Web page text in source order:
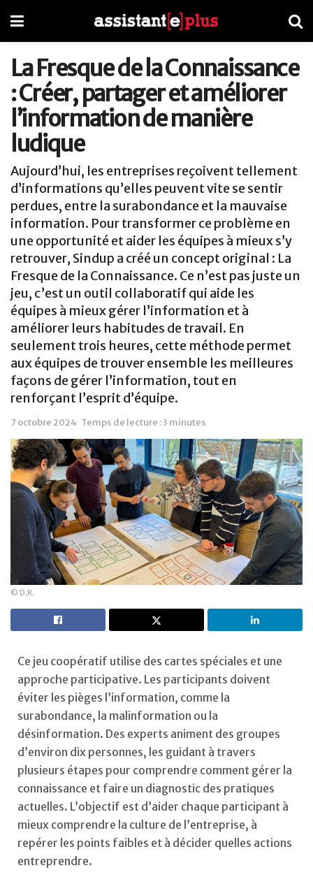
La Fresque de la Connaissance
: Créer, partager et améliorer
l’information de manière
ludique
Aujourd’hui, les entreprises reçoivent tellement
d’informations qu’elles peuvent vite se sentir
perdues, entre la surabondance et la mauvaise
information. Pour transformer ce problème en
une opportunité et aider les équipes à mieux s’y
retrouver, Sindup a créé un concept original : La
Fresque de la Connaissance. Ce n’est pas juste un
jeu, c’est un outil collaboratif qui aide les
équipes à mieux gérer l’information et à
améliorer leurs habitudes de travail. En
seulement trois heures, cette méthode permet
aux équipes de trouver ensemble les meilleures
façons de gérer l’information, tout en
renforçant l’esprit d’équipe.
7 octobre 2024 Temps de lecture : 3 minutes
© D.R.
Ce jeu coopératif utilise des cartes spéciales et une
approche participative. Les participants doivent
éviter les pièges l’information, comme la
surabondance, la malinformation ou la
désinformation. Des experts animent des groupes
d’environ dix personnes, les guidant à travers
plusieurs étapes pour comprendre comment gérer la
connaissance et faire un diagnostic des pratiques
actuelles. L’objectif est d’aider chaque participant à
mieux comprendre la culture de l’entreprise, à
repérer les points faibles et à décider quelles actions
entreprendre.